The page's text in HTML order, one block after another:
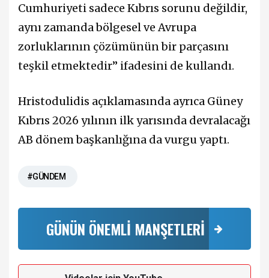
Cumhuriyeti sadece Kıbrıs sorunu değildir,
aynı zamanda bölgesel ve Avrupa
zorluklarının çözümünün bir parçasını
teşkil etmektedir” ifadesini de kullandı.
Hristodulidis açıklamasında ayrıca Güney
Kıbrıs 2026 yılının ilk yarısında devralacağı
AB dönem başkanlığına da vurgu yaptı.
#GÜNDEM
GÜNÜN ÖNEMLİ MANŞETLERİ